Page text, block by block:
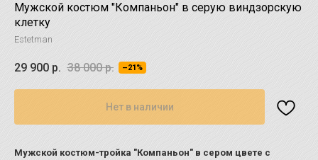
Мужской костюм "Компаньон" в серую виндзорскую
клетку
Estetman
29 900 р. 38 000 р. –21%
Нет в наличии
Мужской костюм-тройка "Компаньон" в сером цвете с